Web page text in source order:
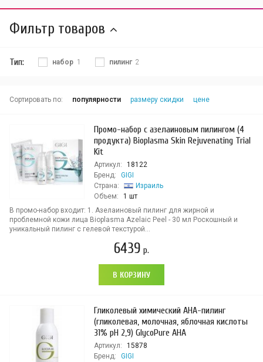
Фильтр товаров
Тип: набор 1 пилинг 2
Сортировать по: популярности размеру скидки цене
Промо-набор с азелаиновым пилингом (4
продукта) Bioplasma Skin Rejuvenating Trial
Kit
Артикул:
18122
Бренд:
GIGI
Страна:
Израиль
Объем:
1 шт
В промо-набор входит: 1. Азелаиновый пилинг для жирной и
проблемной кожи лица Bioplasma Azelaic Peel - 30 мл Роскошный и
уникальный пилинг с гелевой текстурой...
6439 р.
В КОРЗИНУ
Гликолевый химический AHA-пилинг
(гликолевая, молочная, яблочная кислоты
31% рН 2,9) GlycoPure AHA
Артикул:
15878
Бренд:
GIGI